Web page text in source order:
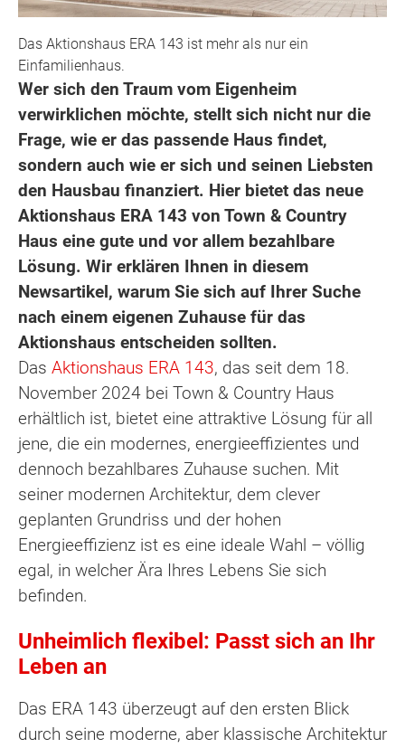
Das Aktionshaus ERA 143 ist mehr als nur ein
Einfamilienhaus.
Wer sich den Traum vom Eigenheim
verwirklichen möchte, stellt sich nicht nur die
Frage, wie er das passende Haus findet,
sondern auch wie er sich und seinen Liebsten
den Hausbau finanziert. Hier bietet das neue
Aktionshaus ERA 143 von Town & Country
Haus eine gute und vor allem bezahlbare
Lösung. Wir erklären Ihnen in diesem
Newsartikel, warum Sie sich auf Ihrer Suche
nach einem eigenen Zuhause für das
Aktionshaus entscheiden sollten.
Das Aktionshaus ERA 143, das seit dem 18.
November 2024 bei Town & Country Haus
erhältlich ist, bietet eine attraktive Lösung für all
jene, die ein modernes, energieeffizientes und
dennoch bezahlbares Zuhause suchen. Mit
seiner modernen Architektur, dem clever
geplanten Grundriss und der hohen
Energieeffizienz ist es eine ideale Wahl – völlig
egal, in welcher Ära Ihres Lebens Sie sich
befinden.
Unheimlich flexibel: Passt sich an Ihr
Leben an
Das ERA 143 überzeugt auf den ersten Blick
durch seine moderne, aber klassische Architektur